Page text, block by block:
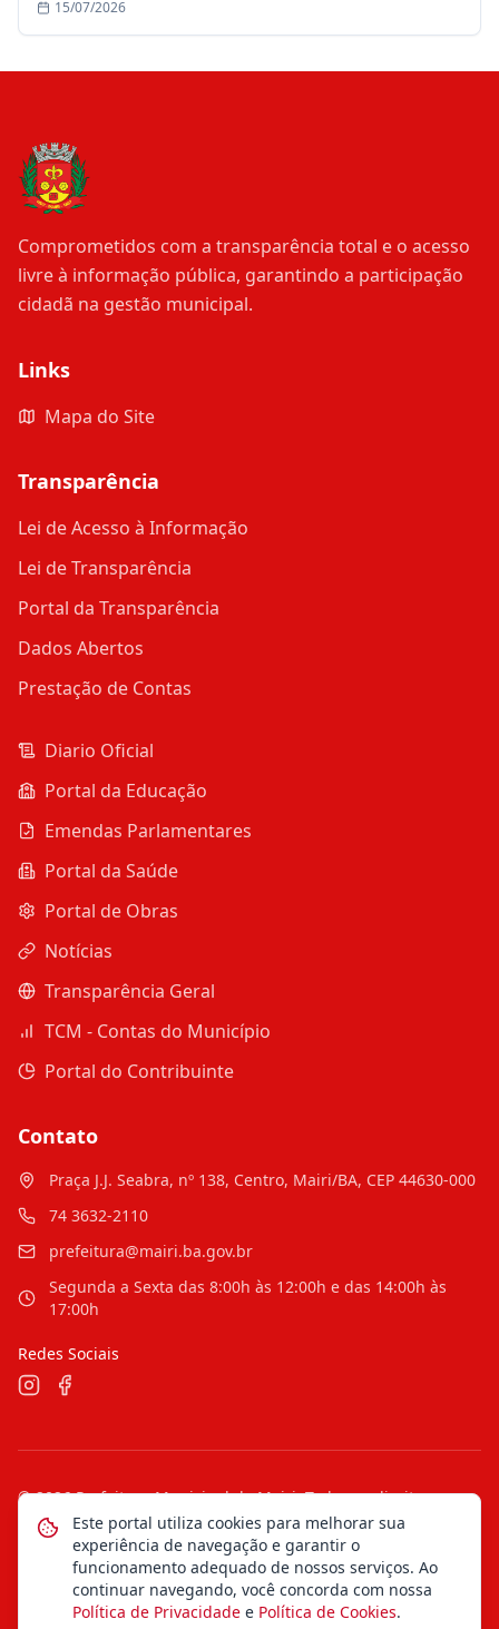
15/07/2026
Comprometidos com a transparência total e o acesso
livre à informação pública, garantindo a participação
cidadã na gestão municipal.
Links
Mapa do Site
Transparência
Lei de Acesso à Informação
Lei de Transparência
Portal da Transparência
Dados Abertos
Prestação de Contas
Diario Oficial
Portal da Educação
Emendas Parlamentares
Portal da Saúde
Portal de Obras
Notícias
Transparência Geral
TCM - Contas do Município
Portal do Contribuinte
Contato
Praça J.J. Seabra, nº 138, Centro, Mairi/BA, CEP 44630-000
74 3632-2110
prefeitura@mairi.ba.gov.br
Segunda a Sexta das 8:00h às 12:00h e das 14:00h às
17:00h
Redes Sociais
©2026 Prefeitura Municipal de Mairi. Todos os direitos
reservados.
Mapa do Site
Notícias Transparência
Este portal utiliza cookies para melhorar sua
experiência de navegação e garantir o
funcionamento adequado de nossos serviços. Ao
continuar navegando, você concorda com nossa
Política de Privacidade e Política de Cookies.